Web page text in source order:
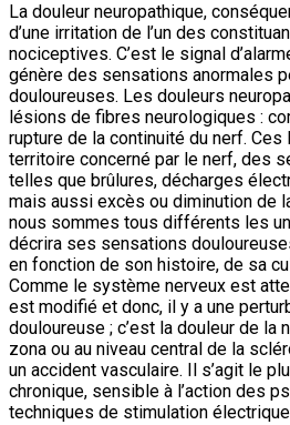
La douleur neuropathique,
d’une irritation de l’un des
nociceptives. C’est le signal
génère des sensations anormales
douloureuses. Les douleurs
lésions de fibres neurologiques :
rupture de la continuité du nerf.
territoire concerné par le nerf, des
telles que brûlures, décharges
mais aussi excès ou diminution de
nous sommes tous différents les
décrira ses sensations
en fonction de son histoire, de sa
Comme le système nerveux est
est modifié et donc, il y a une
douloureuse ; c’est la douleur de la
zona ou au niveau central de la
un accident vasculaire. Il s’agit le
chronique, sensible à l’action des
techniques de stimulation